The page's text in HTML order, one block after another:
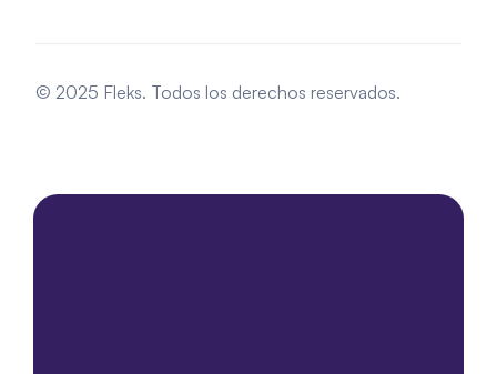
© 2025 Fleks. Todos los derechos reservados.